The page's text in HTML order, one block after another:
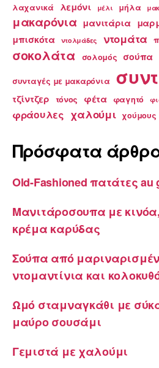
λαχανικά λεμόνι μέλι μήλα
μακαρόνια μανιτάρια
μπισκότα ντολμάδες ντομάτα
σοκολάτα σολομός σούπα
συνταγές με μακαρόνια
τζίντζερ τόνος φέτα φαγητό
φράουλες χαλούμι χούμους
Πρόσφατα
Old-Fashioned πατάτες au
Μανιτάροσουπα με
κρέμα καρύδας
Σούπα από
ντομαντίνια και
Ωμό σταμναγκάθι με
μαύρο σουσάμι
Γεμιστά με χαλούμι